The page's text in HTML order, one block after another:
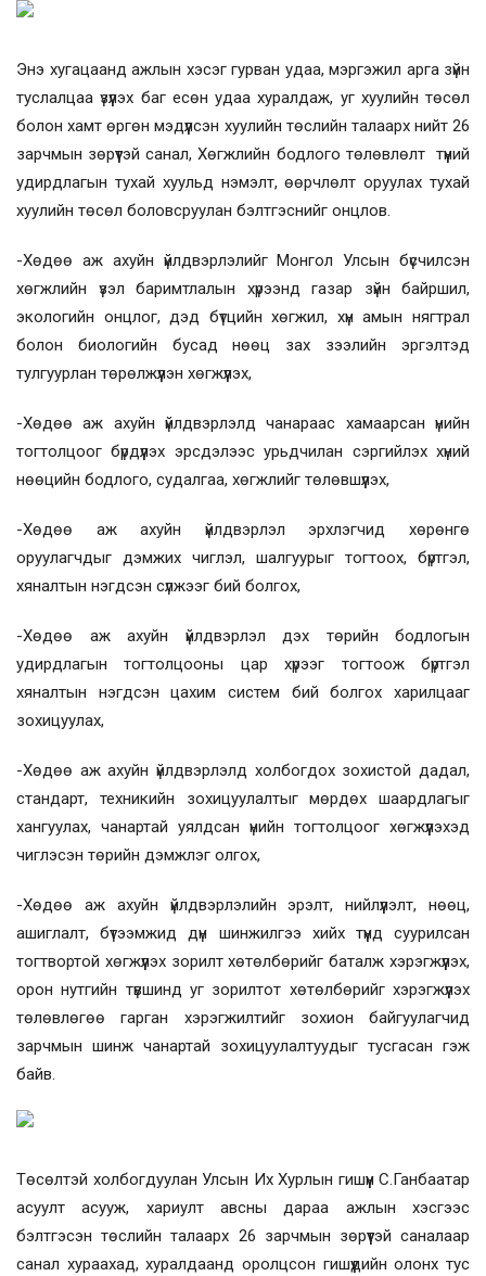
Энэ хугацаанд ажлын хэсэг гурван удаа, мэргэжил арга зүйн
туслалцаа үзүүлэх баг есөн удаа хуралдаж, уг хуулийн төсөл
болон хамт өргөн мэдүүлсэн хуулийн төслийн талаарх нийт 26
зарчмын зөрүүтэй санал, Хөгжлийн бодлого төлөвлөлт түүний
удирдлагын тухай хуульд нэмэлт, өөрчлөлт оруулах тухай
хуулийн төсөл боловсруулан бэлтгэснийг онцлов.
-Хөдөө аж ахуйн үйлдвэрлэлийг Монгол Улсын бүсчилсэн
хөгжлийн үзэл баримтлалын хүрээнд газар зүйн байршил,
экологийн онцлог, дэд бүтцийн хөгжил, хүн амын нягтрал
болон биологийн бусад нөөц зах зээлийн эргэлтэд
тулгуурлан төрөлжүүлэн хөгжүүлэх,
-Хөдөө аж ахуйн үйлдвэрлэлд чанараас хамаарсан үнийн
тогтолцоог бүрдүүлэх эрсдэлээс урьдчилан сэргийлэх хүний
нөөцийн бодлого, судалгаа, хөгжлийг төлөвшүүлэх,
-Хөдөө аж ахуйн үйлдвэрлэл эрхлэгчид хөрөнгө
оруулагчдыг дэмжих чиглэл, шалгуурыг тогтоох, бүртгэл,
хяналтын нэгдсэн сүлжээг бий болгох,
-Хөдөө аж ахуйн үйлдвэрлэл дэх төрийн бодлогын
удирдлагын тогтолцооны цар хүрээг тогтоож бүртгэл
хяналтын нэгдсэн цахим систем бий болгох харилцааг
зохицуулах,
-Хөдөө аж ахуйн үйлдвэрлэлд холбогдох зохистой дадал,
стандарт, техникийн зохицуулалтыг мөрдөх шаардлагыг
хангуулах, чанартай уялдсан үнийн тогтолцоог хөгжүүлэхэд
чиглэсэн төрийн дэмжлэг олгох,
-Хөдөө аж ахуйн үйлдвэрлэлийн эрэлт, нийлүүлэлт, нөөц,
ашиглалт, бүтээмжид дүн шинжилгээ хийх түүнд суурилсан
тогтвортой хөгжүүлэх зорилт хөтөлбөрийг баталж хэрэгжүүлэх,
орон нутгийн түвшинд уг зорилтот хөтөлбөрийг хэрэгжүүлэх
төлөвлөгөө гарган хэрэгжилтийг зохион байгуулагчид
зарчмын шинж чанартай зохицуулалтуудыг тусгасан гэж
байв.
Төсөлтэй холбогдуулан Улсын Их Хурлын гишүүн С.Ганбаатар
асуулт асууж, хариулт авсны дараа ажлын хэсгээс
бэлтгэсэн төслийн талаарх 26 зарчмын зөрүүтэй саналаар
санал хураахад, хуралдаанд оролцсон гишүүдийн олонх тус